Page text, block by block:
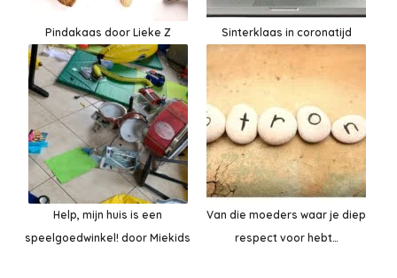
Pindakaas door Lieke Z Sinterklaas in coronatijd
Help, mijn huis is een
speelgoedwinkel! door Miekids
Van die moeders waar je diep
respect voor hebt…